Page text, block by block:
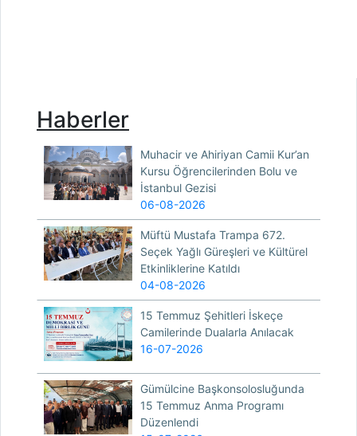
Haberler
Muhacir ve Ahiriyan Camii Kur’an
Kursu Öğrencilerinden Bolu ve
İstanbul Gezisi
06-08-2026
Müftü Mustafa Trampa 672.
Seçek Yağlı Güreşleri ve Kültürel
Etkinliklerine Katıldı
04-08-2026
15 Temmuz Şehitleri İskeçe
Camilerinde Dualarla Anılacak
16-07-2026
Gümülcine Başkonsolosluğunda
15 Temmuz Anma Programı
Düzenlendi